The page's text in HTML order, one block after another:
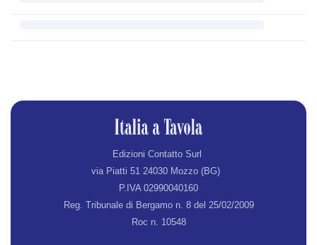
Edizioni Contatto Surl
via Piatti 51 24030 Mozzo (BG)
P.IVA 02990040160
Reg. Tribunale di Bergamo n. 8 del 25/02/2009
Roc n. 10548